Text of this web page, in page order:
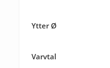
Ytter Ø
Varvtal